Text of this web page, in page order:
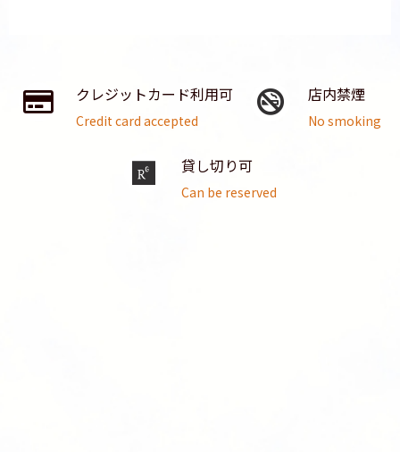
クレジットカード利用可
Credit card accepted
店内禁煙
No smoking
貸し切り可
Can be reserved